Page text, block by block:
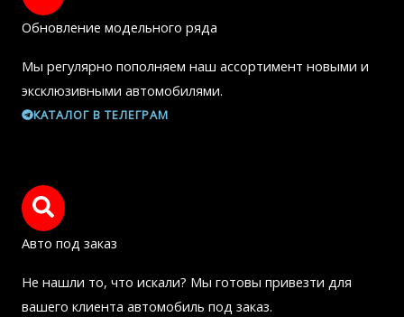
Обновление модельного ряда
Мы регулярно пополняем наш ассортимент новыми и
эксклюзивными автомобилями.
КАТАЛОГ В ТЕЛЕГРАМ
Авто под заказ
Не нашли то, что искали? Мы готовы привезти для
вашего клиента автомобиль под заказ.